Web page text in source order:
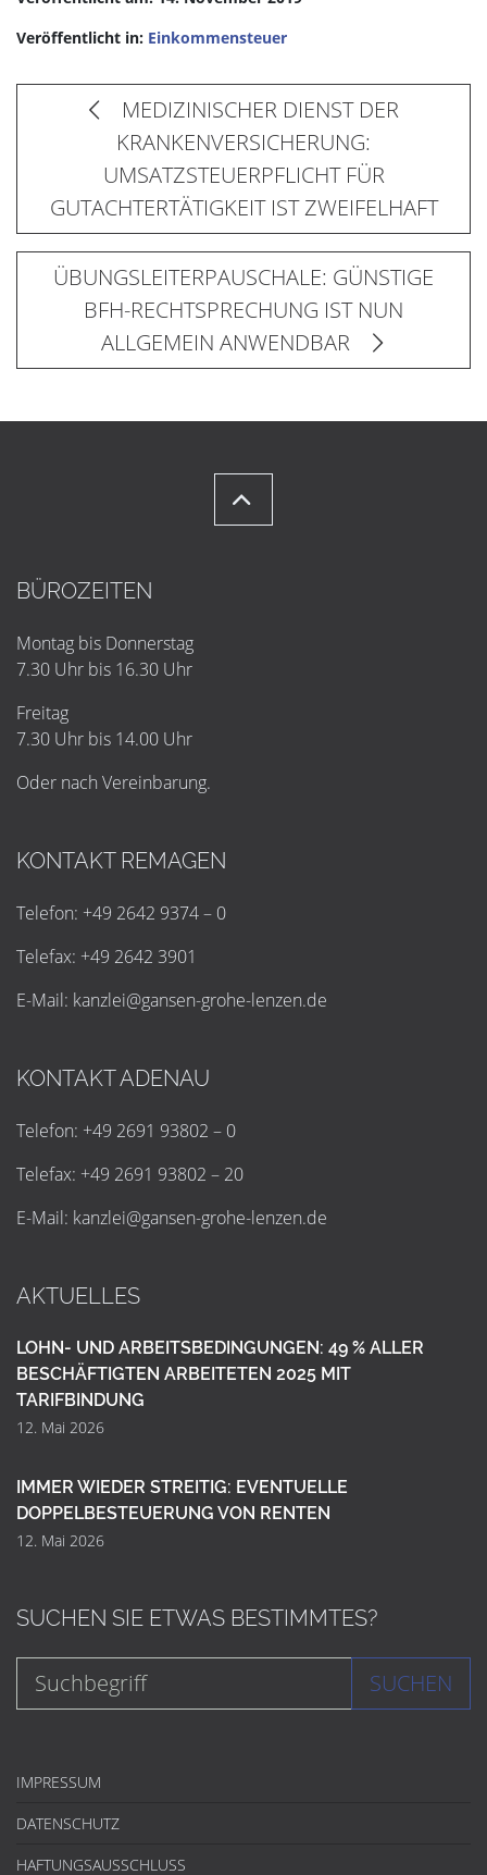
Veröffentlicht in: Einkommensteuer
MEDIZINISCHER DIENST DER
KRANKENVERSICHERUNG:
UMSATZSTEUERPFLICHT FÜR
GUTACHTERTÄTIGKEIT IST ZWEIFELHAFT
ÜBUNGSLEITERPAUSCHALE: GÜNSTIGE
BFH-RECHTSPRECHUNG IST NUN
ALLGEMEIN ANWENDBAR
BÜROZEITEN
Montag bis Donnerstag
7.30 Uhr bis 16.30 Uhr
Freitag
7.30 Uhr bis 14.00 Uhr
Oder nach Vereinbarung.
KONTAKT REMAGEN
Telefon: +49 2642 9374 – 0
Telefax: +49 2642 3901
E-Mail: kanzlei@gansen-grohe-lenzen.de
KONTAKT ADENAU
Telefon: +49 2691 93802 – 0
Telefax: +49 2691 93802 – 20
E-Mail: kanzlei@gansen-grohe-lenzen.de
AKTUELLES
LOHN- UND ARBEITSBEDINGUNGEN: 49 % ALLER
BESCHÄFTIGTEN ARBEITETEN 2025 MIT
TARIFBINDUNG
12. Mai 2026
IMMER WIEDER STREITIG: EVENTUELLE
DOPPELBESTEUERUNG VON RENTEN
12. Mai 2026
SUCHEN SIE ETWAS BESTIMMTES?
SUCHEN
IMPRESSUM
DATENSCHUTZ
HAFTUNGSAUSSCHLUSS